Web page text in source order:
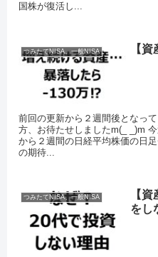
国株が復活し...
つみたてNISA、一般NISA 【
前回の更新から２週間後となっ
方、お待たせしましたm(_ _)m
から２週間の日経平均株価の日
の期待...
つみたてNISA、一般NISA
【
をし